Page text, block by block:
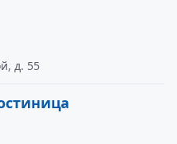
д. 55